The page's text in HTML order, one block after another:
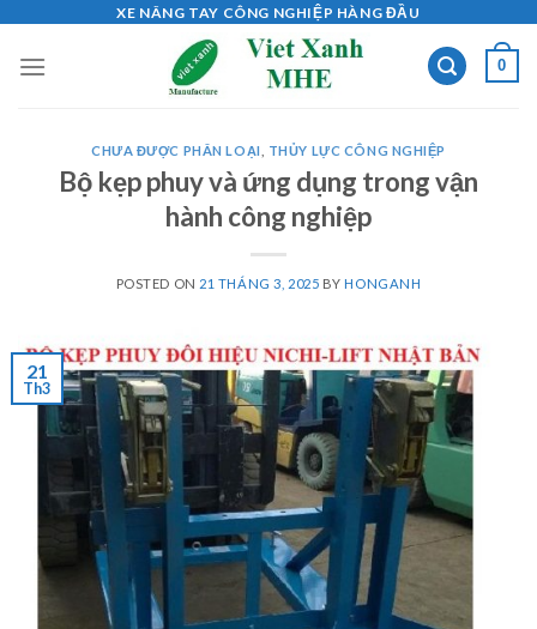
content
XE NÂNG TAY CÔNG NGHIỆP HÀNG ĐẦU
0
CHƯA ĐƯỢC PHÂN LOẠI THỦY LỰC CÔNG NGHIỆP
Bộ kẹp phuy và ứng dụng trong vận
hành công nghiệp
POSTED ON 21 THÁNG 3, 2025 BYHONGANH
21
Th3